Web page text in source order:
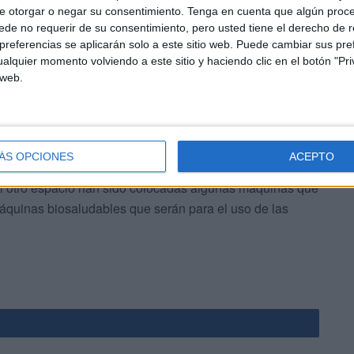
otorgar o negar su consentimiento. Tenga en cuenta que algún
no requerir de su consentimiento, pero usted tiene el derecho de
se aplicarán solo a este sitio web. Puede cambiar sus
momento volviendo a este sitio y haciendo clic en el botón
OPCIONES ACEPTO
se puede leer el siguiente mensaje: “Desde la
a los que durante años vivieron en este lugar
rodean un gran macetero, en un espacio que será
espacio han sido colocadas algunas máquinas que
biosaludables que serán para el uso de las